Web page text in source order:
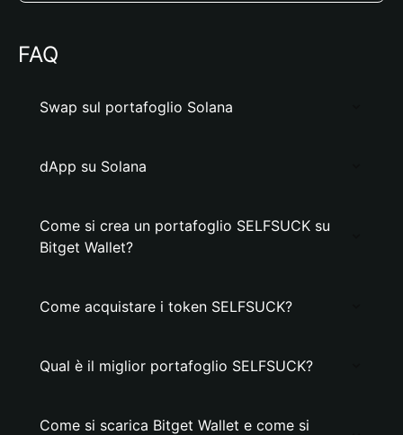
FAQ
Swap sul portafoglio Solana
dApp su Solana
Come si crea un portafoglio SELFSUCK su
Bitget Wallet?
Come acquistare i token SELFSUCK?
Qual è il miglior portafoglio SELFSUCK?
Come si scarica Bitget Wallet e come si